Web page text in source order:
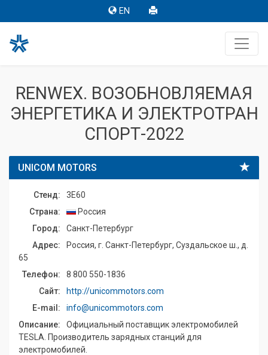
EN
RENWEX. ВОЗОБНОВЛЯЕМАЯ
ЭНЕРГЕТИКА И ЭЛЕКТРОТРАН
СПОРТ-2022
UNICOM MOTORS
Стенд:
3E60
Страна:
Россия
Город:
Санкт-Петербург
Адрес:
Россия, г. Санкт-Петербург, Суздальское ш., д.
65
Телефон:
8 800 550-1836
Сайт:
http://unicommotors.com
E-mail:
info@unicommotors.com
Описание:
Официальный поставщик электромобилей
TESLA. Производитель зарядных станций для
электромобилей.